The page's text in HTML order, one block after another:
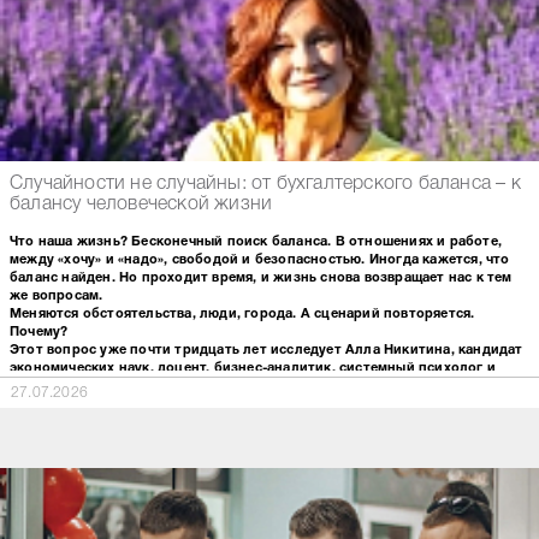
Случайности не случайны: от бухгалтерского баланса – к
балансу человеческой жизни
Что наша жизнь? Бесконечный поиск баланса. В отношениях и работе,
между «хочу» и «надо», свободой и безопасностью. Иногда кажется, что
баланс найден. Но проходит время, и жизнь снова возвращает нас к тем
же вопросам.
Меняются обстоятельства, люди, города. А сценарий повторяется.
Почему?
Этот вопрос уже почти тридцать лет исследует Алла Никитина, кандидат
экономических наук, доцент, бизнес-аналитик, системный психолог и
танцевально-двигательный терапевт.
устроена вся система бизнеса. Потом статистика: видеть закономерности там,
где большинство замечает лишь отдельные события. Сегодня я на кафедре
компьютерных технологий и систем. А последние годы работаю с
человеческими системами – семьями, командами, организациями.
27.07.2026